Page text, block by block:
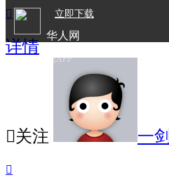
立即下载
华人网
欧洲华人生活APP

详情
关注 一
